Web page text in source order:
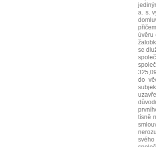
a. s.
úvěru
se
do
tísně